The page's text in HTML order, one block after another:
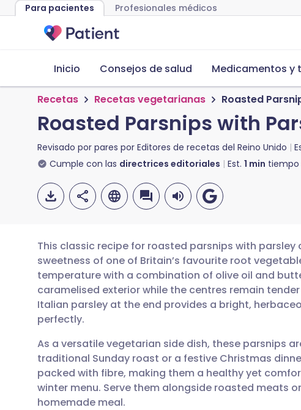
Para pacientes Profesionales médicos
Inicio Consejos de salud Medicamentos y
Recetas Recetas vegetarianas Roasted
Roasted Parsnips with
Revisado por pares por Editores de recetas del Reino Unido
Cumple con las directrices editoriales Est. 1 min
Compartir por correo
electrónico
Compartir en LinkedIn
Compartir en X
🇬🇧 English 🇩🇪 Deutsch
🇪🇸 Español 🇫🇷 Français
🇮🇹 Italiano 🇵🇹
🇮🇳 हिन्दी 🇮🇱 עברית
This classic recipe for roasted parsnips with
sweetness of one of Britain’s favourite root
temperature with a combination of olive oil and
caramelised exterior while the centres remain
Italian parsley at the end provides a bright,
perfectly.
As a versatile vegetarian side dish, these parsnips
traditional Sunday roast or a festive Christmas
packed with fibre, making them a healthy yet
winter menu. Serve them alongside roasted meats
homemade meal.